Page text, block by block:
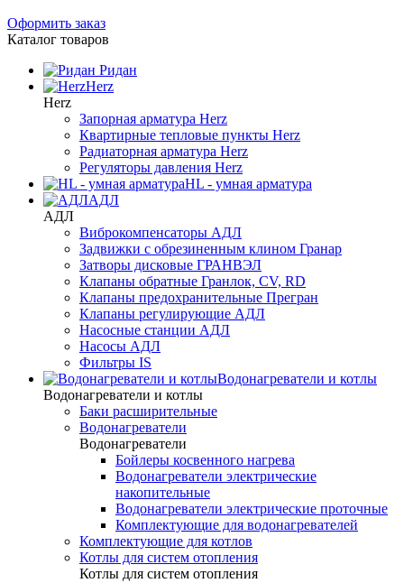
Оформить заказ
Каталог товаров
Ридан
Herz
Herz
Запорная арматура Herz
Квартирные тепловые пункты Herz
Радиаторная арматура Herz
Регуляторы давления Herz
HL - умная арматура
АДЛ
АДЛ
Виброкомпенсаторы АДЛ
Задвижки с обрезиненным клином Гранар
Затворы дисковые ГРАНВЭЛ
Клапаны обратные Гранлок, CV, RD
Клапаны предохранительные Прегран
Клапаны регулирующие АДЛ
Насосные станции АДЛ
Насосы АДЛ
Фильтры IS
Водонагреватели и котлы
Водонагреватели и котлы
Баки расширительные
Водонагреватели
Водонагреватели
Бойлеры косвенного нагрева
Водонагреватели электрические
накопительные
Водонагреватели электрические проточные
Комплектующие для водонагревателей
Комплектующие для котлов
Котлы для систем отопления
Котлы для систем отопления